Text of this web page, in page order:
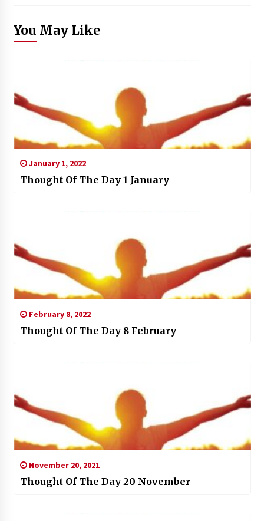
You May Like
January 1, 2022
Thought Of The Day 1 January
February 8, 2022
Thought Of The Day 8 February
November 20, 2021
Thought Of The Day 20 November